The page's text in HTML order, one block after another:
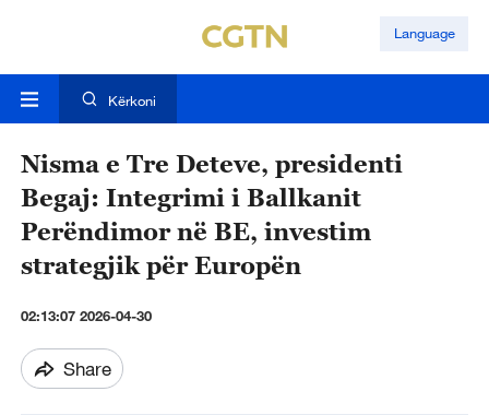
Language
Kërkoni
Nisma e Tre Deteve, presidenti
Begaj: Integrimi i Ballkanit
Perëndimor në BE, investim
strategjik për Europën
02:13:07 2026-04-30
Share